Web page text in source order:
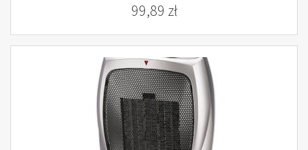
99,89 zł